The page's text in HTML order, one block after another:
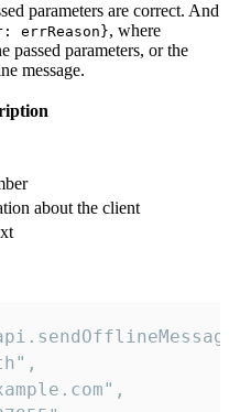
parameters are correct. And
, where
passed parameters, or the
message.
about the client